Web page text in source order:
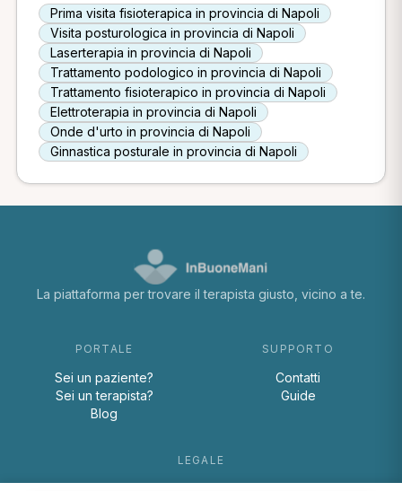
Prima visita fisioterapica in provincia di Napoli
Visita posturologica in provincia di Napoli
Laserterapia in provincia di Napoli
Trattamento podologico in provincia di Napoli
Trattamento fisioterapico in provincia di Napoli
Elettroterapia in provincia di Napoli
Onde d'urto in provincia di Napoli
Ginnastica posturale in provincia di Napoli
La piattaforma per trovare il terapista giusto, vicino a te.
PORTALE
Sei un paziente?
Sei un terapista?
Blog
SUPPORTO
Contatti
Guide
LEGALE